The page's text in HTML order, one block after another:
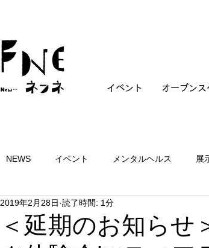
イベント オープンス
NEWS イベント メンタルヘルス 展
＜延期のお知ら
2019年2月28日 読了時間: 1分